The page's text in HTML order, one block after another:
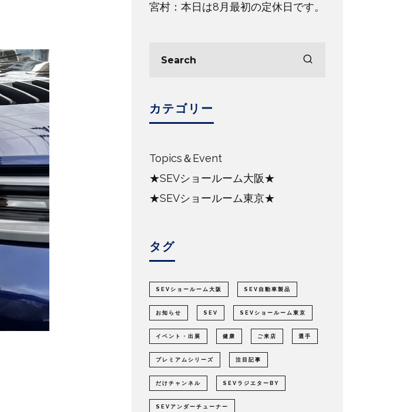
宮村：本日は8月最初の定休日です。
カテゴリー
Topics＆Event
★SEVショールーム大阪★
★SEVショールーム東京★
タグ
SEVショールーム大阪 SEV自動車製品
お知らせ SEV SEVショールーム東京
イベント・出展 健康 ご来店 選手
プレミアムシリーズ 注目記事
だけチャンネル SEVラジエターBY
SEVアンダーチューナー